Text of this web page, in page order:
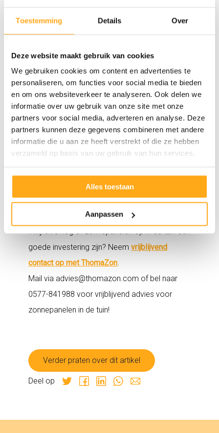
Toestemming Details Over
Deze website maakt gebruik van cookies
We gebruiken cookies om content en advertenties te
personaliseren, om functies voor social media te bieden
en om ons websiteverkeer te analyseren. Ook delen we
informatie over uw gebruik van onze site met onze
partners voor social media, adverteren en analyse. Deze
partners kunnen deze gegevens combineren met andere
informatie die u aan ze heeft verstrekt of die ze hebben
verzameld op basis van uw gebruik van hun services.
Alles toestaan
Aanpassen
opbrengst. Wij adviseren altijd om minimaal 6
aanschafkosten relatief hoog vs te opbrengst.
Mocht je een braakliggend terrein hebben, een
grote tuin of een weiland, is dit uitermate
geschikt om zonnepanelen neer te leggen. Een
gemiddeld zonnepaneel is zo’n 100 centimeter
breed en 165 centimeter lang. Reken dus maar
uit hoeveel panelen jij in je tuin of weiland kwijt
opkomst / neergang van de zon en de ligging
van dit terrein.
Twijfelt u nog of zonnepanelen op in de tuin een
goede investering zijn? Neemvrijblijvend
contact op met ThomaZon.
Mail via advies@thomazon.com of bel naar
0577-841988 voor vrijblijvend advies voor
zonnepanelen in de tuin!
Verder praten over dit artikel
Deel op